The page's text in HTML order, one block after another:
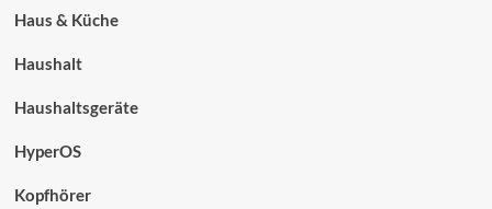
Haus & Küche
Haushalt
Haushaltsgeräte
HyperOS
Kopfhörer